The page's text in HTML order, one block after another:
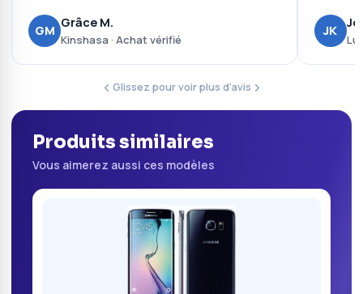
GM Grâce M.
Kinshasa · Achat vérifié
JK
Glissez pour voir plus d'avis
Produits similaires
Vous aimerez aussi ces modèles